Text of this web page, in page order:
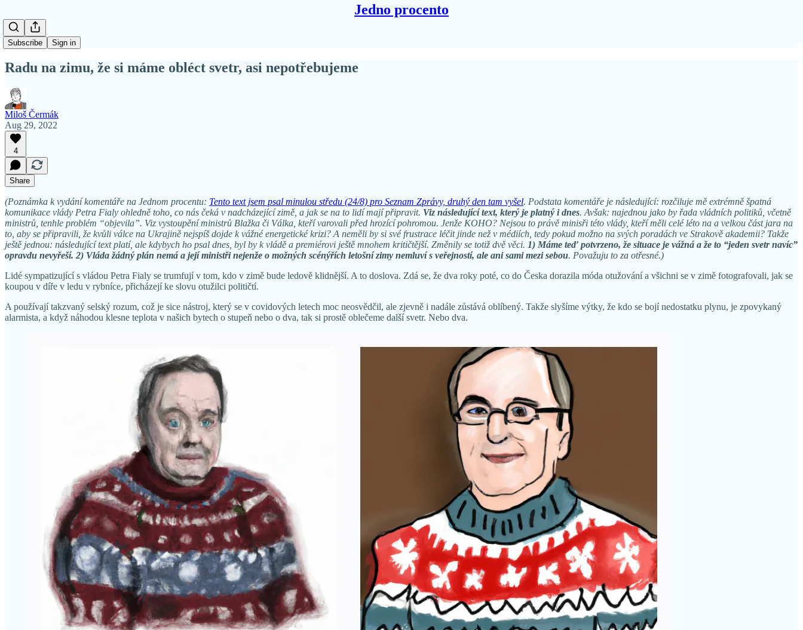
Jedno procento
Subscribe Sign in
Radu na zimu, že si máme obléct svetr, asi nepotřebujeme
Miloš Čermák
Aug 29, 2022
4
Share
(Poznámka k vydání komentáře na Jednom procentu: Tento text jsem psal minulou středu (24/8) pro Seznam Zprávy, druhý den tam vyšel. Podstata komentáře je následující: rozčiluje mě extrémně špatná
komunikace vlády Petra Fialy ohledně toho, co nás čeká v nadcházející zimě, a jak se na to lidí mají připravit. Viz následující text, který je platný i dnes. Avšak: najednou jako by řada vládních politiků, včetně
ministrů, tenhle problém “objevila”. Viz vystoupění ministrů Blažka či Válka, kteří varovali před hrozící pohromou. Jenže KOHO? Nejsou to právě minisři této vlády, kteří měli celé léto na a velkou část jara na
to, aby se připravili, že kvůli válce na Ukrajině nejspíš dojde k vážné energetické krizi? A neměli by si své frustrace léčit jinde než v médiích, tedy pokud možno na svých poradách ve Strakově akademii? Takže
ještě jednou: následující text platí, ale kdybych ho psal dnes, byl by k vládě a premiérovi ještě mnohem kritičtější. Změnily se totiž dvě věci. 1) Máme teď potvrzeno, že situace je vážná a že to “jeden svetr navíc”
opravdu nevyřeší. 2) Vláda žádný plán nemá a její ministři nejenže o možných scénýřích letošní zimy nemluví s veřejností, ale ani sami mezi sebou. Považuju to za otřesné.)
Lidé sympatizující s vládou Petra Fialy se trumfují v tom, kdo v zimě bude ledově klidnější. A to doslova. Zdá se, že dva roky poté, co do Česka dorazila móda otužování a všichni se v zimě fotografovali, jak se
koupou v díře v ledu v rybníce, přicházejí ke slovu otužilci političtí.
A používají takzvaný selský rozum, což je sice nástroj, který se v covidových letech moc neosvědčil, ale zjevně i nadále zůstává oblíbený. Takže slyšíme výtky, že kdo se bojí nedostatku plynu, je zpovykaný
alarmista, a když náhodou klesne teplota v našich bytech o stupeň nebo o dva, tak si prostě oblečeme další svetr. Nebo dva.